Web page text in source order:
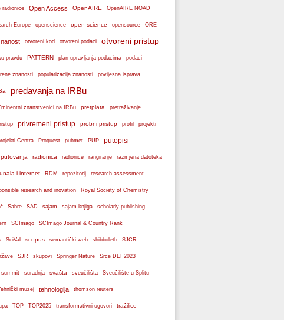
radionice Open Access OpenAIRE OpenAIRE NOAD
Europe openscience open science opensource ORE
otvoreni kod otvoreni podaci otvoreni pristup
pravdu PATTERN plan upravljanja podacima podaci
znanosti popularizacija znanosti povijesna isprava
predavanja na IRBu
znanstvenici na IRBu pretplata pretraživanje
privremeni pristup probni pristup profil projekti
Centra Proquest pubmet PUP putopisi
putovanja radionica radionice rangiranje razmjena datoteka
i internet RDM repozitorij research assessment
research and inovation Royal Society of Chemistry
Sabre SAD sajam sajam knjiga scholarly publishing
SCImago SCImago Journal & Country Rank
SciVal scopus semantički web shibboleth SJCR
SJR skupovi Springer Nature Srce DEI 2023
summit suradnja svašta sveučilišta Sveučilište u Splitu
muzej tehnologija thomson reuters
TOP TOP2025 transformativni ugovori tražilice